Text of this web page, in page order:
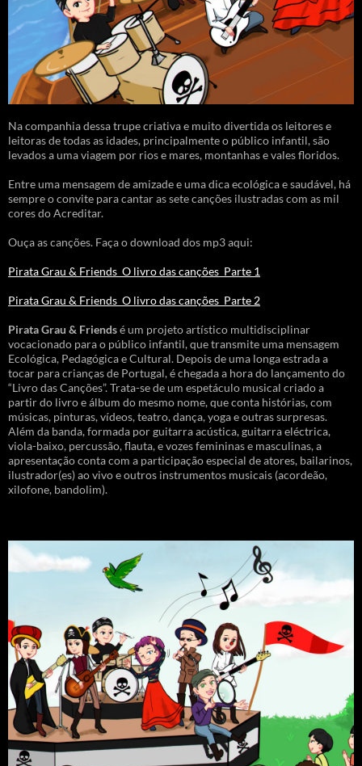
Na companhia dessa trupe criativa e muito divertida os leitores e
leitoras de todas as idades, principalmente o público infantil, são
levados a uma viagem por rios e mares, montanhas e vales floridos.
Entre uma mensagem de amizade e uma dica ecológica e saudável, há
sempre o convite para cantar as sete canções ilustradas com as mil
cores do Acreditar.
Ouça as canções. Faça o download dos mp3 aqui:
Pirata Grau & Friends_O livro das canções_Parte 1
Pirata Grau & Friends_O livro das canções_Parte 2
Pirata Grau & Friendsé um projeto artístico multidisciplinar
vocacionado para o público infantil, que transmite uma mensagem
Ecológica, Pedagógica e Cultural. Depois de uma longa estrada a
tocar para crianças de Portugal, é chegada a hora do lançamento do
“Livro das Canções”. Trata-se de um espetáculo musical criado a
partir do livro e álbum do mesmo nome, que conta histórias, com
músicas, pinturas, vídeos, teatro, dança, yoga e outras surpresas.
Além da banda, formada por guitarra acústica, guitarra eléctrica,
viola-baixo, percussão, flauta, e vozes femininas e masculinas, a
apresentação conta com a participação especial de atores, bailarinos,
ilustrador(es) ao vivo e outros instrumentos musicais (acordeão,
xilofone, bandolim).